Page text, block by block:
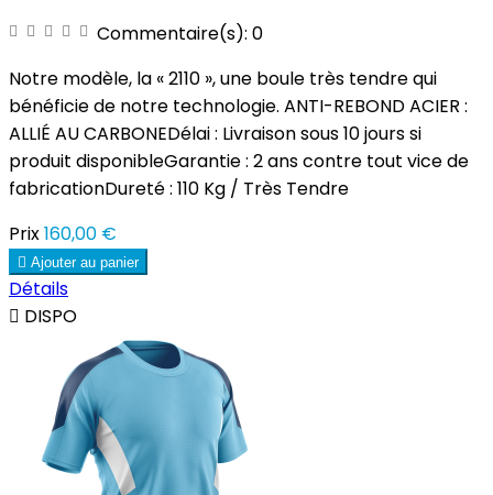
Commentaire(s): 0
Notre modèle, la « 2110 », une boule très tendre qui
bénéficie de notre technologie. ANTI-REBOND ACIER :
ALLIÉ AU CARBONEDélai : Livraison sous 10 jours si
produit disponibleGarantie : 2 ans contre tout vice de
fabricationDureté : 110 Kg / Très Tendre
Prix160,00 €
 Ajouter au panier
Détails
 DISPO